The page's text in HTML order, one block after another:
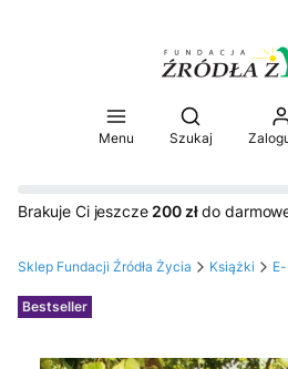
Menu
Otwórz
Szukaj
Brakuje Ci jeszcze 200 złdo
Sklep Fundacji Źródła Życia Książki
Etykiety
Bestseller